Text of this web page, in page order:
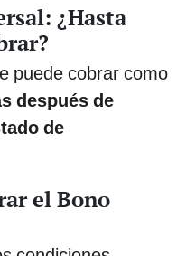
¿Hasta
puede cobrar como
después de
de
el Bono